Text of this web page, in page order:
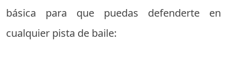
básica para que puedas defenderte en
cualquier pista de baile: